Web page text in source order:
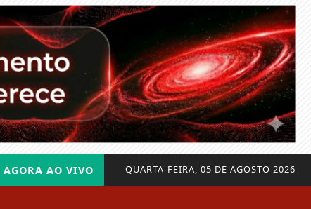
QUARTA-FEIRA, 05 DE AGOSTO 2026
AGORA AO VIVO